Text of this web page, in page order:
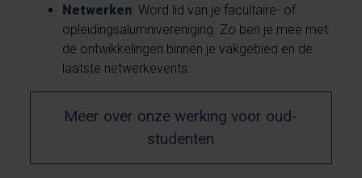
Netwerken. Word lid van je facultaire- of
opleidingsalumnivereniging. Zo ben je mee met
de ontwikkelingen binnen je vakgebied en de
laatste netwerkevents.
Meer over onze werking voor oud-
studenten